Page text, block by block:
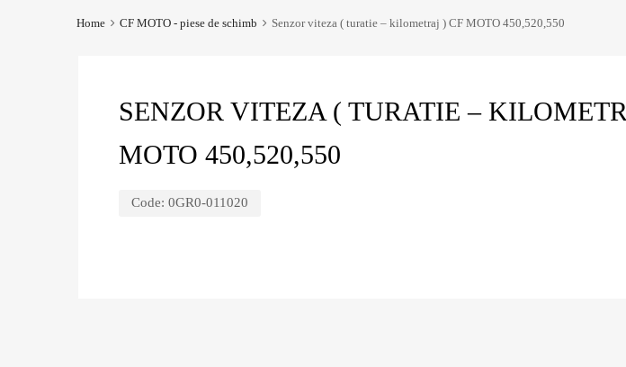
Home CF MOTO - piese de schimb Senzor viteza ( turatie – kilometraj ) CF MOTO 450,520,550
SENZOR VITEZA ( TURATIE –
MOTO 450,520,550
Code: 0GR0-011020